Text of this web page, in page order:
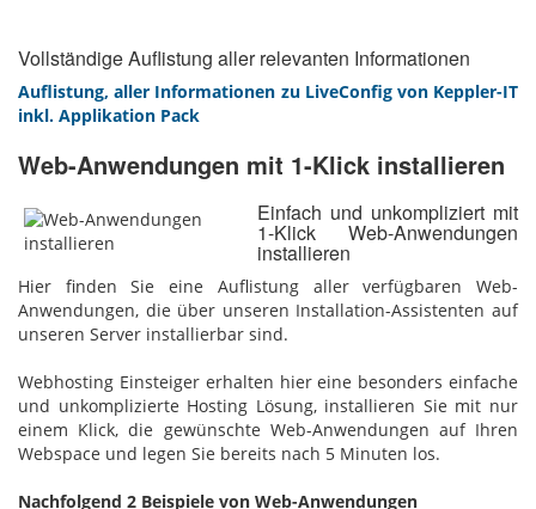
Vollständige Auflistung aller relevanten Informationen
Auflistung, aller Informationen zu LiveConfig von Keppler-IT
inkl. Applikation Pack
Web-Anwendungen mit 1-Klick installieren
Einfach und unkompliziert mit
1-Klick Web-Anwendungen
installieren
Hier finden Sie eine Auflistung aller verfügbaren Web-
Anwendungen, die über unseren Installation-Assistenten auf
unseren Server installierbar sind.
Webhosting Einsteiger erhalten hier eine besonders einfache
und unkomplizierte Hosting Lösung, installieren Sie mit nur
einem Klick, die gewünschte Web-Anwendungen auf Ihren
Webspace und legen Sie bereits nach 5 Minuten los.
Nachfolgend 2 Beispiele von Web-Anwendungen